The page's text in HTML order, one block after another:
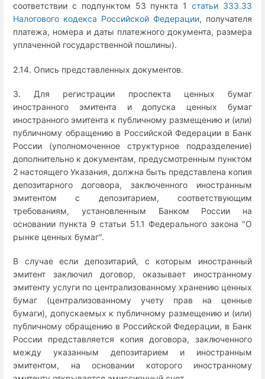
соответствии с подпунктом 53 пункта 1статьи 333.33
Налогового кодекса Российской Федерации, получателя
платежа, номера и даты платежного документа, размера
уплаченной государственной пошлины).
2.14. Опись представленных документов.
3. Для регистрации проспекта ценных бумаг
иностранного эмитента и допуска ценных бумаг
иностранного эмитента к публичному размещению и (или)
публичному обращению в Российской Федерации в Банк
России (уполномоченное структурное подразделение)
дополнительно к документам, предусмотренным пунктом
2 настоящего Указания, должна быть представлена копия
депозитарного договора, заключенного иностранным
эмитентом с депозитарием, соответствующим
требованиям, установленным Банком России на
основании пункта 9 статьи 51.1 Федерального закона "О
рынке ценных бумаг".
В случае если депозитарий, с которым иностранный
эмитент заключил договор, оказывает иностранному
эмитенту услуги по централизованному хранению ценных
бумаг (централизованному учету прав на ценные
бумаги), допускаемых к публичному размещению и (или)
публичному обращению в Российской Федерации, в Банк
России представляется копия договора, заключенного
между указанным депозитарием и иностранным
эмитентом, на основании которого иностранному